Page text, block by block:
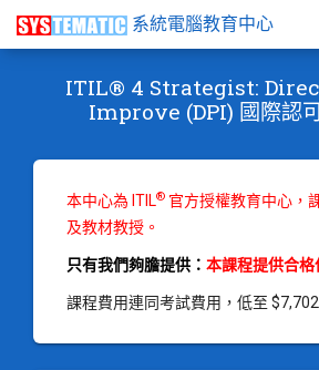
系統電腦教育中心
ITIL® 4 Strategist:
Improve (DPI) 國際認
本中心為 ITIL® 官方授權教育中心，
及教材教授。
只有我們夠膽提供： 本課程提供合格
課程費用連同考試費用，低至 $7,702